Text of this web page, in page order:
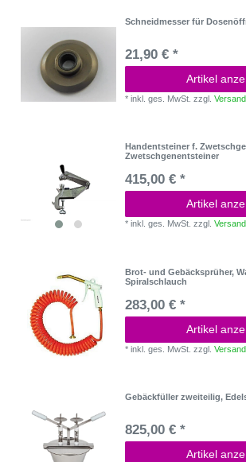
Schneidmesser für
21,90 € *
Artikel
*inkl. ges. MwSt. zzgl.
Handentsteiner f.
Zwetschgenentsteiner
415,00 € *
Artikel
*inkl. ges. MwSt. zzgl.
Brot- und Gebäcksprüher,
Spiralschlauch
283,00 € *
Artikel
*inkl. ges. MwSt. zzgl.
Gebäckfüller zweiteilig,
825,00 € *
Artikel